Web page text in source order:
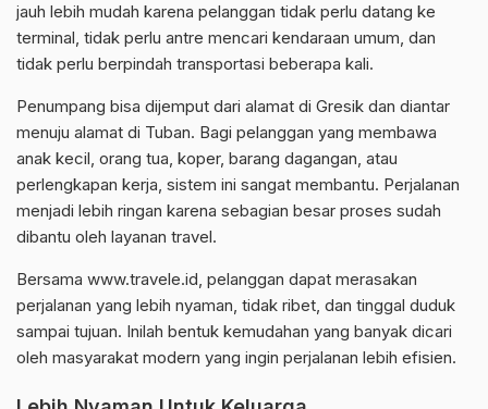
jauh lebih mudah karena pelanggan tidak perlu datang ke
terminal, tidak perlu antre mencari kendaraan umum, dan
tidak perlu berpindah transportasi beberapa kali.
Penumpang bisa dijemput dari alamat di Gresik dan diantar
menuju alamat di Tuban. Bagi pelanggan yang membawa
anak kecil, orang tua, koper, barang dagangan, atau
perlengkapan kerja, sistem ini sangat membantu. Perjalanan
menjadi lebih ringan karena sebagian besar proses sudah
dibantu oleh layanan travel.
Bersama www.travele.id, pelanggan dapat merasakan
perjalanan yang lebih nyaman, tidak ribet, dan tinggal duduk
sampai tujuan. Inilah bentuk kemudahan yang banyak dicari
oleh masyarakat modern yang ingin perjalanan lebih efisien.